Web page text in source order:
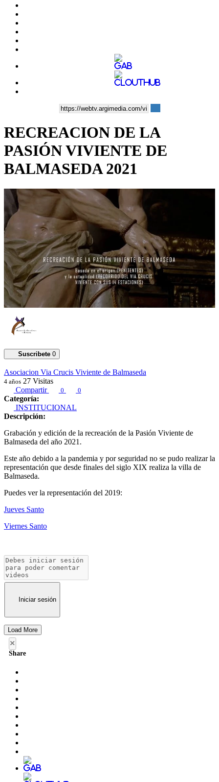
RECREACION DE LA
PASIÓN VIVIENTE DE
BALMASEDA 2021
Suscribete 0
Asociacion Via Crucis Viviente de Balmaseda
4 años 27 Visitas
Compartir
0 0
Categoría:
INSTITUCIONAL
Descripción:
Grabación y edición de la recreación de la Pasión Viviente de
Balmaseda del año 2021.
Este año debido a la pandemia y por seguridad no se pudo realizar la
representación que desde finales del siglo XIX realiza la villa de
Balmaseda.
Puedes ver la representación del 2019:
Jueves Santo
Viernes Santo
Iniciar sesión
Load More
×
Share